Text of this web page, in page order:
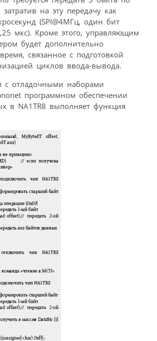
затратив на эту передачу как
(SPI@4МГц, один бит
мкс). Кроме этого, управляющим
будет дополнительно
связанное с подготовкой
циклов ввода-вывода.
с отладочными наборами
программном обеспечении
в NA1TR8 выполняет функция